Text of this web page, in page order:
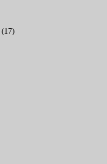
(17)